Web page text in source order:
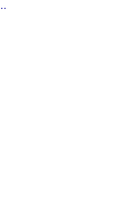
海外党如何真正解锁国内资源